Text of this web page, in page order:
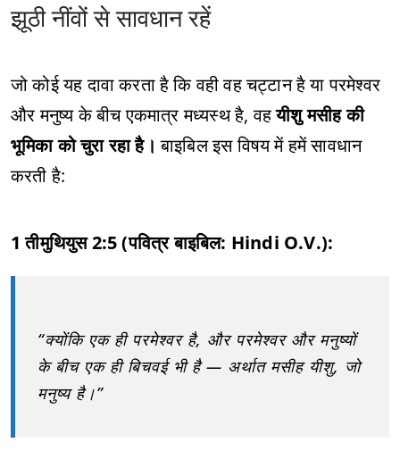
झूठी नींवों से सावधान रहें
जो कोई यह दावा करता है कि वही वह चट्टान है या परमेश्वर
और मनुष्य के बीच एकमात्र मध्यस्थ है, वहयीशु मसीह की
भूमिका को चुरा रहा है। बाइबिल इस विषय में हमें सावधान
करती है:
1 तीमुथियुस 2:5 (पवित्र बाइबिल: Hindi O.V.):
“क्योंकि एक ही परमेश्वर है, और परमेश्वर और मनुष्यों
के बीच एक ही बिचवई भी है — अर्थात मसीह यीशु, जो
मनुष्य है।”